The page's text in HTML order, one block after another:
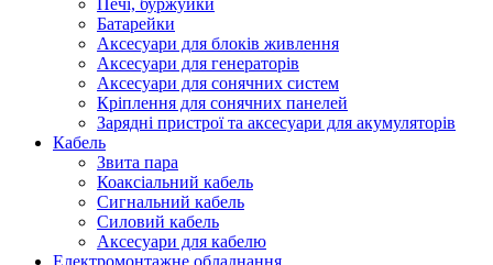
Печі, буржуйки
Батарейки
Аксесуари для блоків живлення
Аксесуари для генераторів
Аксесуари для сонячних систем
Кріплення для сонячних панелей
Зарядні пристрої та аксесуари для акумуляторів
Кабель
Звита пара
Коаксіальний кабель
Сигнальний кабель
Силовий кабель
Аксесуари для кабелю
Електромонтажне обладнання